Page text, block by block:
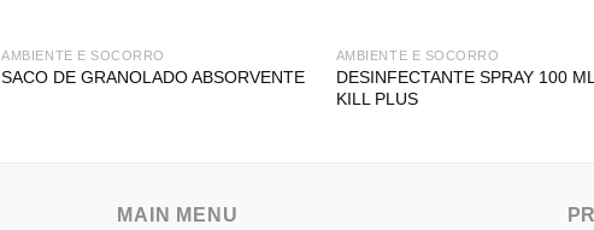
AMBIENTE E SOCORRO
SACO DE GRANOLADO ABSORVENTE
AMBIENTE E SOCORRO
DESINFECTANTE SPRAY 100
KILL PLUS
MAIN MENU